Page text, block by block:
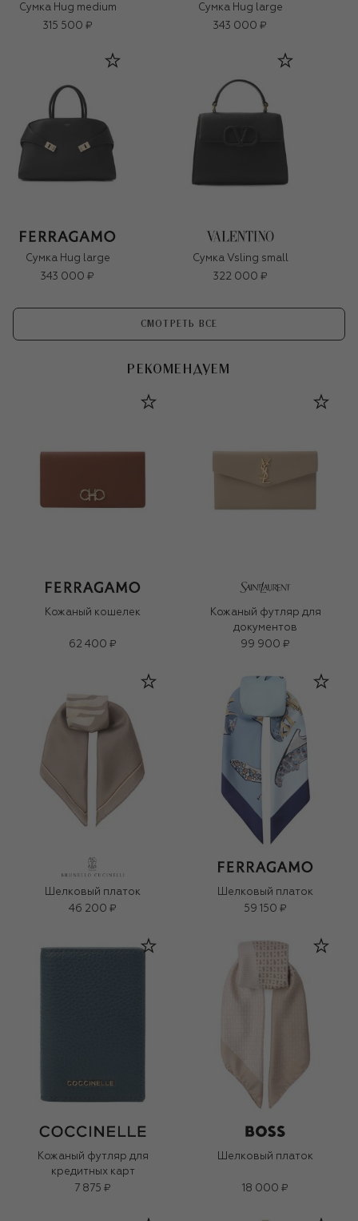
Сумка Hug mеdium
315 500 ₽
Сумка Hug large
343 000 ₽
Сумка Hug large
343 000 ₽
Сумка Vsling small
322 000 ₽
СМОТРЕТЬ ВСЕ
РЕКОМЕНДУЕМ
Кожаный кошелек
62 400 ₽
Кожаный футляр для
документов
99 900 ₽
Шелковый платок
46 200 ₽
Шелковый платок
59 150 ₽
Кожаный футляр для
кредитных карт
7 875 ₽
Шелковый платок
18 000 ₽